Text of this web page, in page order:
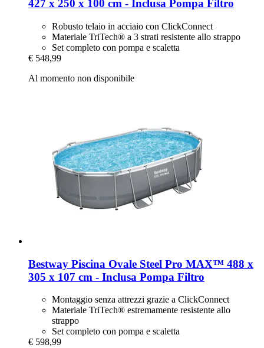
427 x 250 x 100 cm -​ Inclusa Pompa Filtro
Robusto telaio in acciaio con ClickConnect
Materiale TriTech® a 3 strati resistente allo strappo
Set completo con pompa e scaletta
€ 548,99
Al momento non disponibile
Bestway Piscina Ovale Steel Pro MAX™ 488 x
305 x 107 cm -​ Inclusa Pompa Filtro
Montaggio senza attrezzi grazie a ClickConnect
Materiale TriTech® estremamente resistente allo
strappo
Set completo con pompa e scaletta
€ 598,99